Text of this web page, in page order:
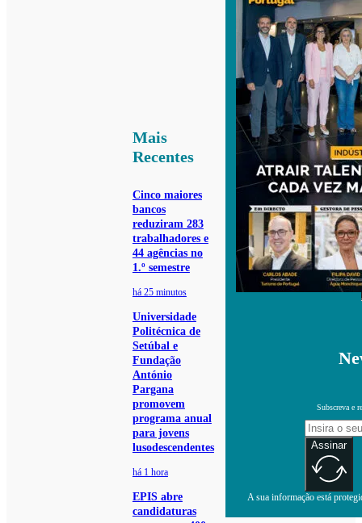
Mais
Recentes
Cinco maiores
bancos
reduziram 283
trabalhadores e
44 agências no
1.º semestre
há 25 minutos
Universidade
Politécnica de
Setúbal e
Fundação
António
Pargana
promovem
programa anual
para jovens
lusodescendentes
há 1 hora
EPIS abre
candidaturas
Subscreva e
Assinar
A sua informação está